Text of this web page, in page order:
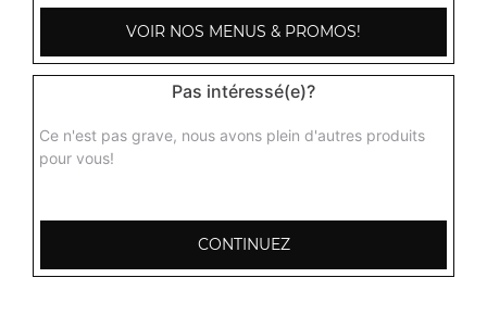
VOIR NOS MENUS & PROMOS!
Pas intéressé(e)?
Ce n'est pas grave, nous avons plein d'autres produits
pour vous!
CONTINUEZ